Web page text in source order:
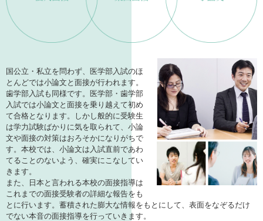
国公立・私立を問わず、医学部入試のほ
とんどでは小論文と面接が行われます。
歯学部入試も同様です。医学部・歯学部
入試では小論文と面接を乗り越えて初め
て合格となります。しかし般的に受験生
は学力試験ばかりに気を取られて、小論
文や面接の対策はおろそかになりがちで
す。本校では、小論文は入試直前であわ
てることのないよう、確実にこなしてい
きます。
また、日本と言われる本校の面接指導は
これまでの面接受験者の詳細な報告をも
とに行います。蓄積された膨大な情報をもとにして、表面をなぞるだけ
でない本音の面接指導を行っていきます。